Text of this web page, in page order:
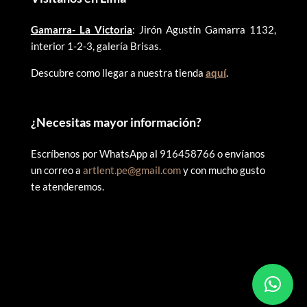
Gamarra- La Victoria: Jirón Agustín Gamarra 1132,
interior 1-2-3, galería Brisas.
Descubre como llegar a nuestra tienda aquí.
¿Necesitas mayor información?
Escríbenos por WhatsApp al 916458766 o envíanos
un correo a artlent.pe@gmail.comy con mucho gusto
te atenderemos.
2025 ARTLENT PERÚ – RUC:20606409207 – Todos los